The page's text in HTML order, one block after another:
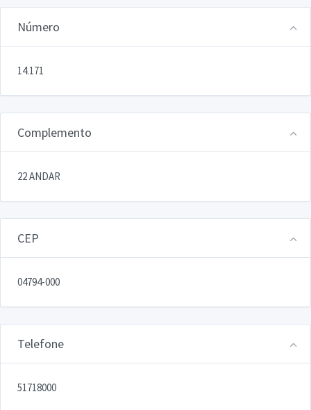
Número
14.171
Complemento
22 ANDAR
CEP
04794-000
Telefone
51718000